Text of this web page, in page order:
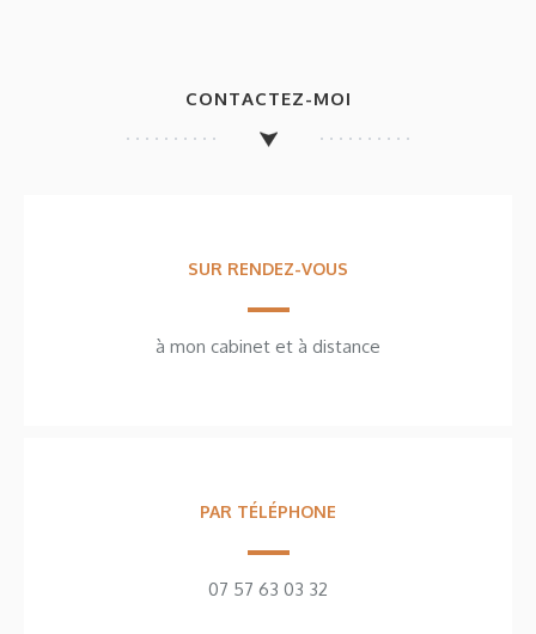
CONTACTEZ-MOI
SUR RENDEZ-VOUS
à mon cabinet et à distance
PAR TÉLÉPHONE
07 57 63 03 32